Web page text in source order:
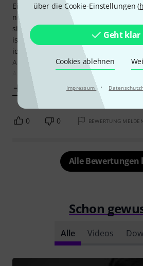
über die Cookie-Einstellungen (
Geht klar
Cookies ablehnen
Impressum ·
Eine Sache, die ich bei den
noch nie verstanden habe ist, dass
sind. Wenn man nicht gerade sitzt
ist, muss man immer nach unten
ideal für Mikrofonaufnahmen. Dass
Angebot gibt, ist schon erstaunlich.
Aber es gibt ja diesen wirklich tollen
Mehr anzeigen
0 0 BEWERTUNG
Alle Bewertungen
Schon
Alle Videos